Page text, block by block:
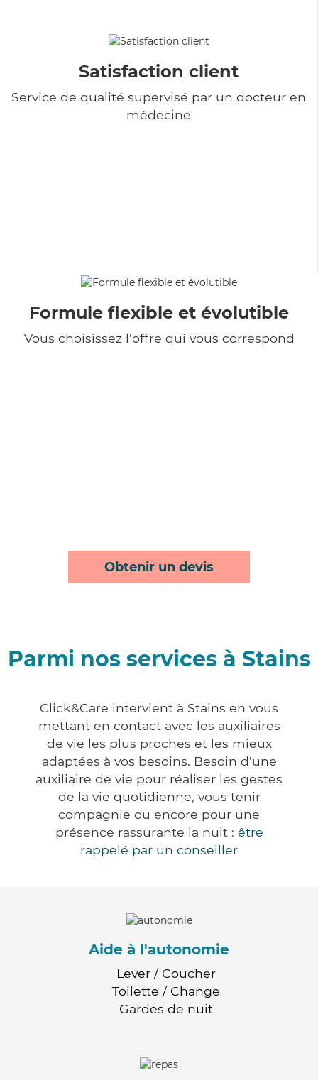
Satisfaction client
Service de qualité supervisé par un docteur en
médecine
Formule flexible et évolutible
Vous choisissez l'offre qui vous correspond
Obtenir un devis
Parmi nos services à Stains
Click&Care intervient à Stains en vous
mettant en contact avec les auxiliaires
de vie les plus proches et les mieux
adaptées à vos besoins. Besoin d'une
auxiliaire de vie pour réaliser les gestes
de la vie quotidienne, vous tenir
compagnie ou encore pour une
présence rassurante la nuit : être
rappelé par un conseiller
Aide à l'autonomie
Lever / Coucher
Toilette / Change
Gardes de nuit